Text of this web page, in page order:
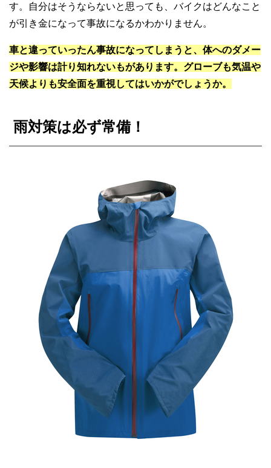
す。自分はそうならないと思っても、バイクはどんなこと
が引き金になって事故になるかわかりません。
車と違っていったん事故になってしまうと、体へのダメー
ジや影響は計り知れないもがあります。グローブも気温や
天候よりも安全面を重視してはいかがでしょうか。
雨対策は必ず常備！